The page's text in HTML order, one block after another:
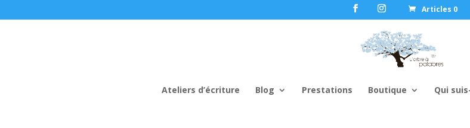
Articles 0
Ateliers d’écriture Blog Prestations Boutique Qui